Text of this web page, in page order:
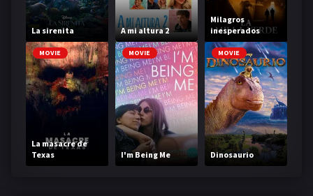
La sirenita A mi altura 2
Milagros
inesperados
MOVIE
La masacre de
Texas
MOVIE
I'm Being Me
MOVIE
Dinosaurio